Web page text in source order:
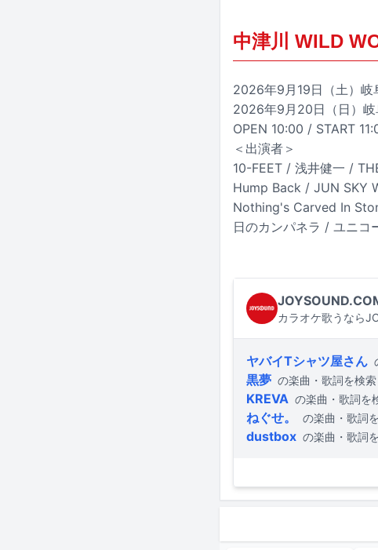
中津川 WILD
2026年9月19日（土）岐
2026年9月20日（日）
OPEN 10:00 / START
＜出演者＞
10-FEET / 浅井健一 /
Hump Back / JUN SKY
Nothing's Carved In
日のカンパネラ / ユニ
カラオケ歌うなら
ヤバイTシャツ屋さん
黒夢 の楽曲・歌詞を検索
KREVA の楽曲・歌詞を
ねぐせ。 の楽曲・歌詞
dustbox の楽曲・歌詞